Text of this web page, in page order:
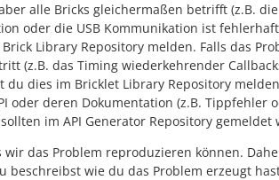
alle Bricks gleichermaßen betrifft (z.B. die
oder die USB Kommunikation ist
Library Repository melden. Falls das
(z.B. das Timing wiederkehrender
du dies im Bricklet Library Repository
oder deren Dokumentation (z.B. Tippfehler
im API Generator Repository gemeldet
wir das Problem reproduzieren können.
beschreibst wie du das Problem erzeugt